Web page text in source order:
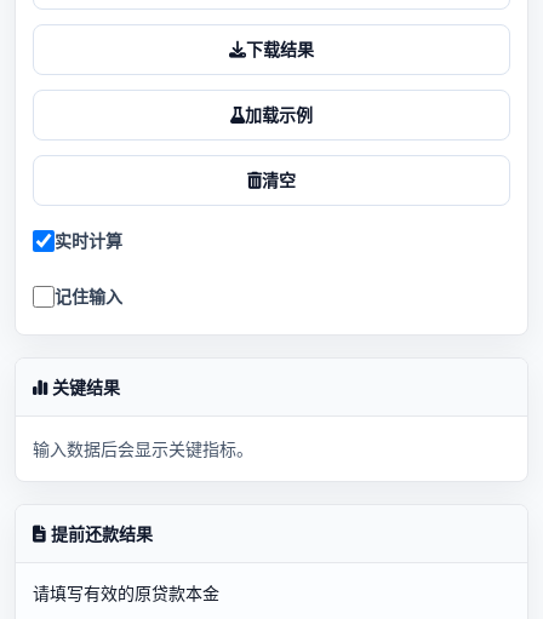
下载结果
加载示例
清空
实时计算
记住输入
关键结果
输入数据后会显示关键指标。
提前还款结果